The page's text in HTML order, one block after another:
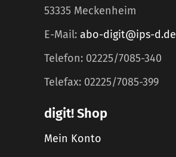
53335 Meckenheim
E-Mail: abo-digit@ips-d.de
Telefon: 02225/7085-340
Telefax: 02225/7085-399
digit! Shop
Mein Konto